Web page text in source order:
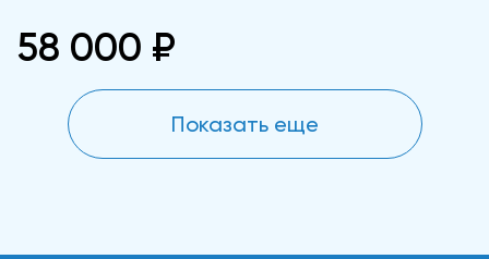
58 000 ₽
Показать еще